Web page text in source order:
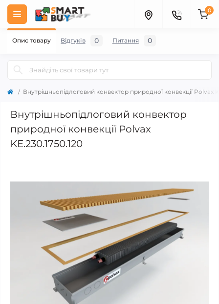
0
Внутрішньопідлоговий конвектор природної конвекції Polvax
Внутрішньопідлоговий конвектор
природної конвекції Polvax
KE.230.1750.120
Опис товару Відгуків 0 Питання 0